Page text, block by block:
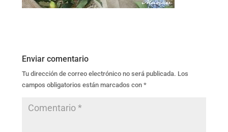
Enviar comentario
Tu dirección de correo electrónico no será publicada. Los
campos obligatorios están marcados con *